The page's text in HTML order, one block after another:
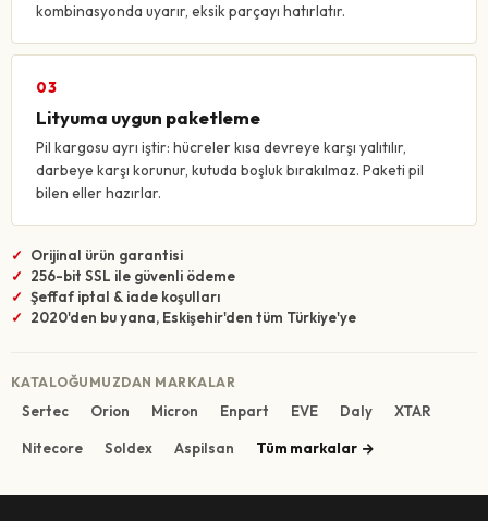
kombinasyonda uyarır, eksik parçayı hatırlatır.
03
Lityuma uygun paketleme
Pil kargosu ayrı iştir: hücreler kısa devreye karşı yalıtılır,
darbeye karşı korunur, kutuda boşluk bırakılmaz. Paketi pil
bilen eller hazırlar.
Orijinal ürün garantisi
256-bit SSL ile güvenli ödeme
Şeffaf iptal & iade koşulları
2020'den bu yana, Eskişehir'den tüm Türkiye'ye
KATALOĞUMUZDAN MARKALAR
Sertec Orion Micron Enpart EVE Daly XTAR
Nitecore Soldex Aspilsan Tüm markalar